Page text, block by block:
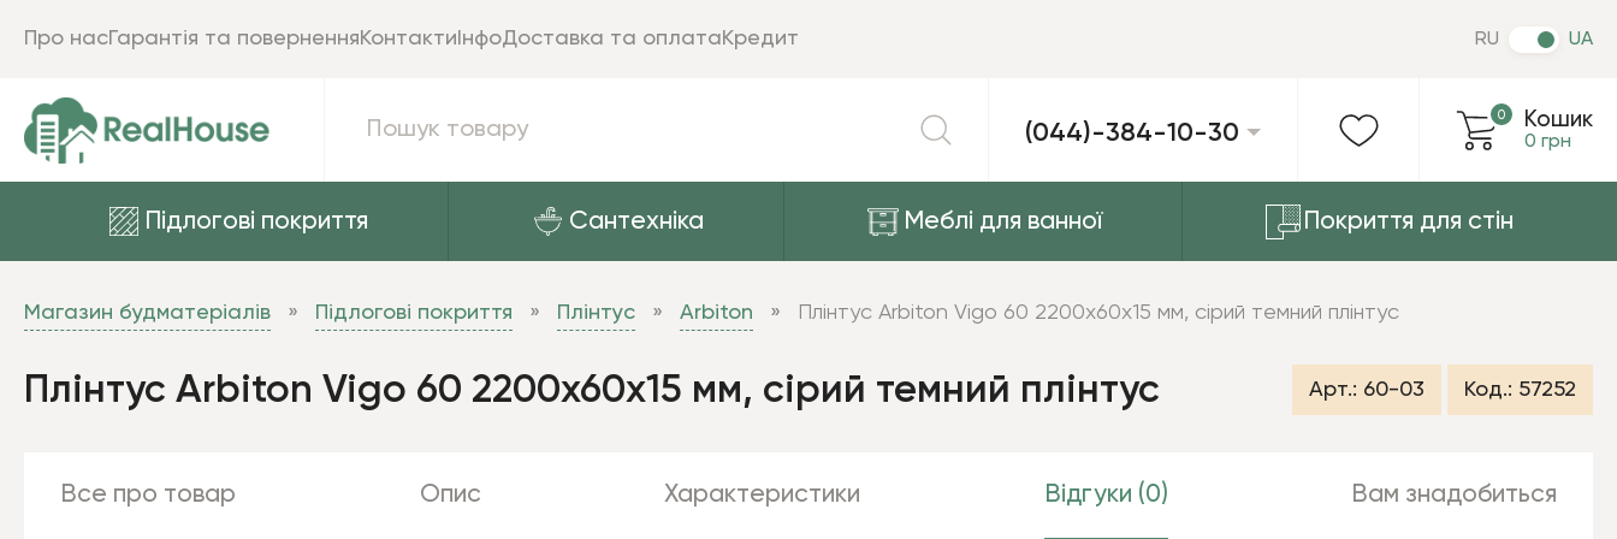
(044)-384-10-30
Кошик
0 грн
0
RU UA
Підлогові покриття Сантехніка Меблі для ванної Покриття для стін
Про насГарантія та поверненняКонтакти ІнфоДоставка та оплатаКредит
Магазин будматеріалів Підлогові покриття Плінтус Arbiton Плінтус Arbiton Vigo 60 2200х60х15 мм, сірий темний плінтус
Плінтус Arbiton Vigo 60 2200х60х15 мм, сірий темний плінтус Арт.: 60-03 Код.: 57252
Все про товар Опис Характеристики Відгуки (0) Вам знадобиться